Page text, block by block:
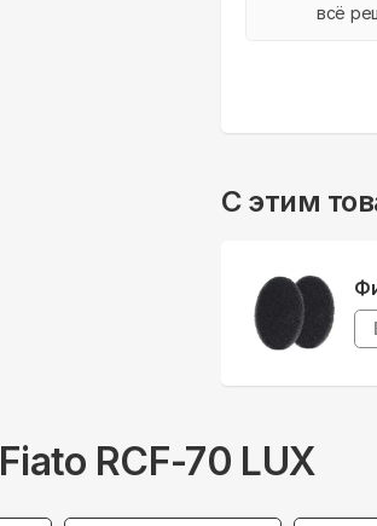
всё
С этим
Fiato RCF-70 LUX